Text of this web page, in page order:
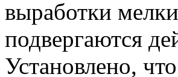
выработки
подвергаются
Установлено,